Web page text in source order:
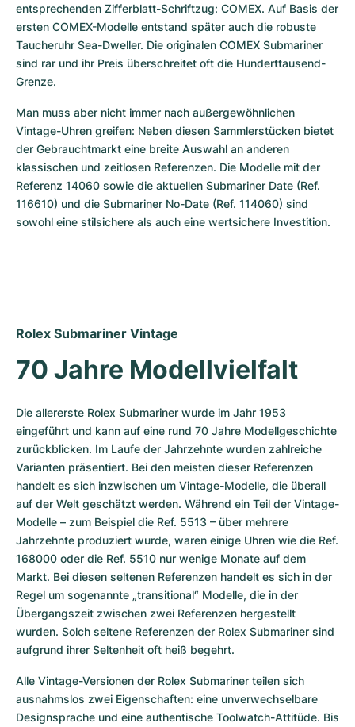
entsprechenden Zifferblatt-Schriftzug: COMEX. Auf Basis der
ersten COMEX-Modelle entstand später auch die robuste
Taucheruhr Sea-Dweller. Die originalen COMEX Submariner
sind rar und ihr Preis überschreitet oft die Hunderttausend-
Grenze.
Man muss aber nicht immer nach außergewöhnlichen
Vintage-Uhren greifen: Neben diesen Sammlerstücken bietet
der Gebrauchtmarkt eine breite Auswahl an anderen
klassischen und zeitlosen Referenzen. Die Modelle mit der
Referenz 14060 sowie die aktuellen Submariner Date (Ref.
116610) und die Submariner No-Date (Ref. 114060) sind
sowohl eine stilsichere als auch eine wertsichere Investition.
Rolex Submariner Vintage
70 Jahre Modellvielfalt
Die allererste Rolex Submariner wurde im Jahr 1953
eingeführt und kann auf eine rund 70 Jahre Modellgeschichte
zurückblicken. Im Laufe der Jahrzehnte wurden zahlreiche
Varianten präsentiert. Bei den meisten dieser Referenzen
handelt es sich inzwischen um Vintage-Modelle, die überall
auf der Welt geschätzt werden. Während ein Teil der Vintage-
Modelle – zum Beispiel die Ref. 5513 – über mehrere
Jahrzehnte produziert wurde, waren einige Uhren wie die Ref.
168000 oder die Ref. 5510 nur wenige Monate auf dem
Markt. Bei diesen seltenen Referenzen handelt es sich in der
Regel um sogenannte „transitional“ Modelle, die in der
Übergangszeit zwischen zwei Referenzen hergestellt
wurden. Solch seltene Referenzen der Rolex Submariner sind
aufgrund ihrer Seltenheit oft heiß begehrt.
Alle Vintage-Versionen der Rolex Submariner teilen sich
ausnahmslos zwei Eigenschaften: eine unverwechselbare
Designsprache und eine authentische Toolwatch-Attitüde. Bis